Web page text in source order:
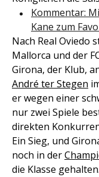
Kommentar:
Kane zum
Nach Real Oviedo
Mallorca und der
Girona, der Klub,
André ter Stegen
er wegen einer
nur zwei Spiele
direkten
Ein Sieg, und
noch in der
die Klasse gehalten.